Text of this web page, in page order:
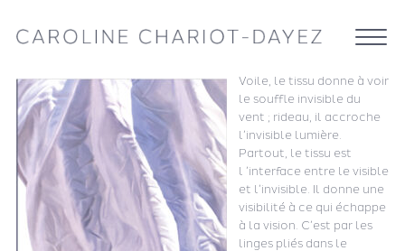
Voile, le tissu donne à voir
le souffle invisible du
vent ; rideau, il accroche
l’invisible lumière.
Partout, le tissu est
l ’interface entre le visible
et l’invisible. Il donne une
visibilité à ce qui échappe
à la vision. C’est par les
linges pliés dans le